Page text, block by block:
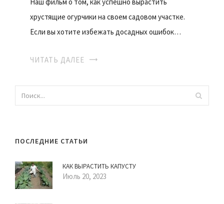
Наш фильм о том, как успешно вырастить
хрустящие огурчики на своем садовом участке.
Если вы хотите избежать досадных ошибок…
ЧИТАТЬ ДАЛЕЕ
ПОСЛЕДНИЕ СТАТЬИ
КАК ВЫРАСТИТЬ КАПУСТУ
Июль 20, 2023